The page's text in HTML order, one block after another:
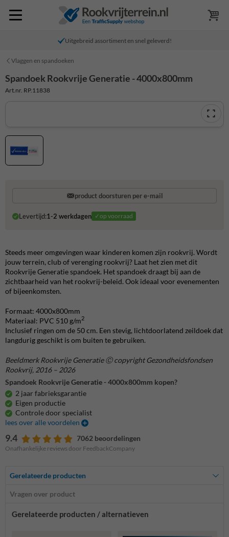
Uitgebreid assortiment en snel geleverd!
Vlaggen en spandoeken
Spandoek Rookvrije Generatie - 4000x800mm
Art.nr. RP.11838
product doorsturen per e-mail
Levertijd:1-2 werkdagen ✓op voorraad
Steeds meer omgevingen waar kinderen komen zijn rookvrij. Wordt
jouw terrein, club of verenging rookvrij? Laat het zien met dit
Rookvrije Generatie spandoek. Het spandoek draagt bij aan de
zichtbaarheid van het rookvrij-beleid. Ook ideaal voor evenementen
of bijeenkomsten.
Formaat: 4000x800mm
Materiaal: PVC 510 g/m2
Inclusief ringen om de 50 cm. Een stevig, lichtdoorlatend zeildoek dat
langdurig geschikt is om buiten te gebruiken.
Beeldmerk Rookvrije Generatie Ⓒ copyright Gezondheidsfondsen
Rookvrij, 2016 – 2026
Spandoek Rookvrije Generatie - 4000x800mm kopen?
2 jaar fabrieksgarantie
Eigen productie
Controle door specialist
lees over alle voordelen
9.4 7062 beoordelingen
Onafhankelijke reviews door FeedbackCompany
Gerelateerde producten
Vragen over product
Gerelateerde producten / alternatieven